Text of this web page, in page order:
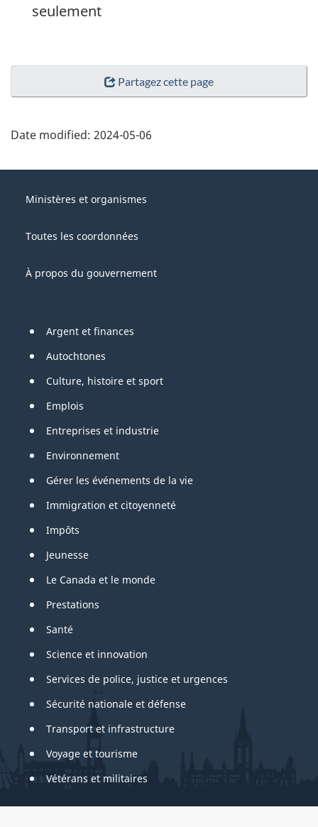
seulement
Partagez cette page
Date modified: 2024-05-06
thisGouvernement
Canada
Ministères et organismes
Toutes les coordonnées
À propos du gouvernement
Pied
de
page
Argent et finances
Autochtones
Culture, histoire et sport
Emplois
Entreprises et industrie
Environnement
Gérer les événements de la vie
Immigration et citoyenneté
Impôts
Jeunesse
Le Canada et le monde
Prestations
Santé
Science et innovation
Services de police, justice et urgences
Sécurité nationale et défense
Transport et infrastructure
Voyage et tourisme
Vétérans et militaires